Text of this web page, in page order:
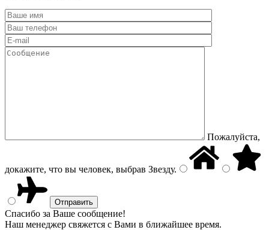
Пожалуйста,
докажите, что вы человек, выбрав Звезду.
Спасибо за Ваше сообщение!
Наш менеджер свяжется с Вами в ближайшее время.